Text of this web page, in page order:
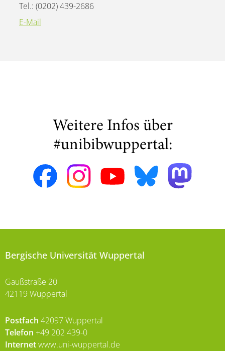
Tel.: (0202) 439-2686
E-Mail
Weitere Infos über
#unibibwuppertal:
Bergische Universität Wuppertal
Gaußstraße 20
42119 Wuppertal
Postfach 42097 Wuppertal
Telefon +49 202 439-0
Internetwww.uni-wuppertal.de